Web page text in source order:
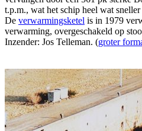
t.p.m., wat het schip heel wat sneller
De verwarmingsketel is in 1979
verwarming, overgeschakeld op
Inzender: Jos Telleman. (groter